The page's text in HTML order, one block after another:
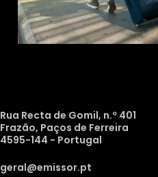
Rua Recta de Gomil, n.º 401
Frazão, Paços de Ferreira
4595-144 - Portugal
geral@emissor.pt